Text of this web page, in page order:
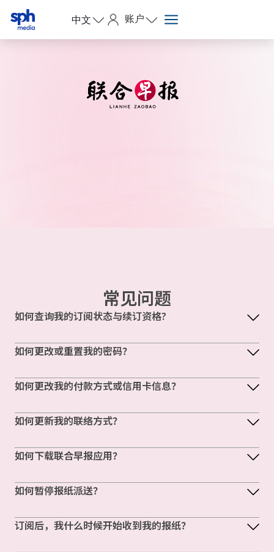
中文 账户
常见问题
如何查询我的订阅状态与续订资格?
如何更改或重置我的密码？
如何更改我的付款方式或信用卡信息？
如何更新我的联络方式？
如何下载联合早报应用？
如何暂停报纸派送？
订阅后，我什么时候开始收到我的报纸？